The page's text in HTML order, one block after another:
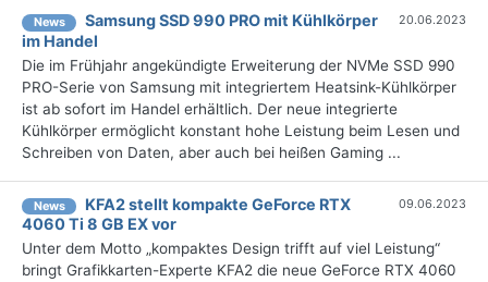
News
Samsung SSD 990 PRO mit Kühlkörper
im Handel
20.06.2023
Die im Frühjahr angekündigte Erweiterung der NVMe SSD 990
PRO-Serie von Samsung mit integriertem Heatsink-Kühlkörper
ist ab sofort im Handel erhältlich. Der neue integrierte
Kühlkörper ermöglicht konstant hohe Leistung beim Lesen und
Schreiben von Daten, aber auch bei heißen Gaming ...
News
KFA2 stellt kompakte GeForce RTX
4060 Ti 8 GB EX vor
09.06.2023
Unter dem Motto „kompaktes Design trifft auf viel Leistung“
bringt Grafikkarten-Experte KFA2 die neue GeForce RTX 4060